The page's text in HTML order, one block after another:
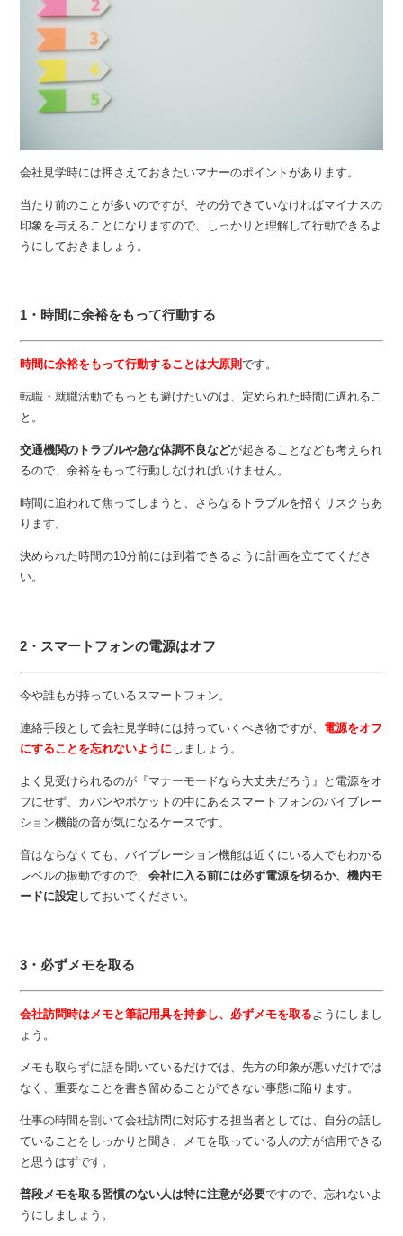
会社見学時には押さえておきたいマナーのポイントがあります。
当たり前のことが多いのですが、その分できていなければマイナスの
印象を与えることになりますので、しっかりと理解して行動できるよ
うにしておきましょう。
1・時間に余裕をもって行動する
時間に余裕をもって行動することは大原則です。
転職・就職活動でもっとも避けたいのは、定められた時間に遅れるこ
と。
交通機関のトラブルや急な体調不良などが起きることなども考えられ
るので、余裕をもって行動しなければいけません。
時間に追われて焦ってしまうと、さらなるトラブルを招くリスクもあ
ります。
決められた時間の10分前には到着できるように計画を立ててくださ
い。
2・スマートフォンの電源はオフ
今や誰もが持っているスマートフォン。
連絡手段として会社見学時には持っていくべき物ですが、 電源をオフ
にすることを忘れないように しましょう。
よく見受けられるのが『マナーモードなら大丈夫だろう』と電源をオ
フにせず、カバンやポケットの中にあるスマートフォンのバイブレー
ション機能の音が気になるケースです。
音はならなくても、バイブレーション機能は近くにいる人でもわかる
レベルの振動ですので、会社に入る前には必ず電源を切るか、機内モ
ードに設定 しておいてください。
3・必ずメモを取る
会社訪問時はメモと筆記用具を持参し、必ずメモを取るようにしまし
ょう。
メモも取らずに話を聞いているだけでは、先方の印象が悪いだけでは
なく、重要なことを書き留めることができない事態に陥ります。
仕事の時間を割いて会社訪問に対応する担当者としては、自分の話し
ていることをしっかりと聞き、メモを取っている人の方が信用できる
と思うはずです。
普段メモを取る習慣のない人は特に注意が必要ですので、忘れないよ
うにしましょう。